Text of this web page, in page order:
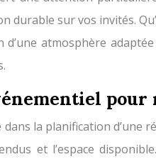
durable sur vos invités.
atmosphère
pour
la planification
et l’espace